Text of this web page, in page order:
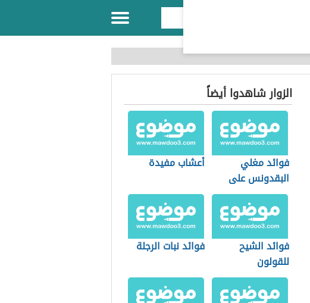
الزوار شاهدوا أيضاً
فوائد مغلي
البقدونس على
الريق
أعشاب مفيدة
فوائد الشيح
للقولون
فوائد نبات الرجلة